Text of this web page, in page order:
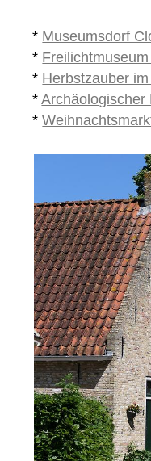
* Museumsdorf
*
* Herbstzauber
*Archäologischer
*